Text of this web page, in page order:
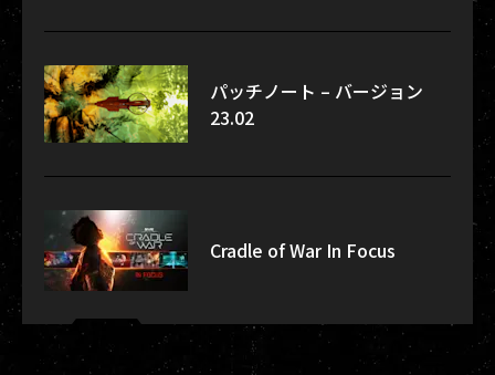
パッチノート – バージョン
23.02
Cradle of War In Focus